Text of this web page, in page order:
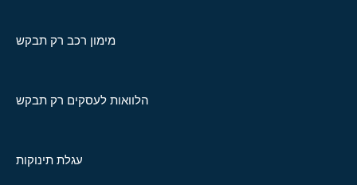
מימון רכב רק תבקש
הלוואות לעסקים רק תבקש
עגלת תינוקות